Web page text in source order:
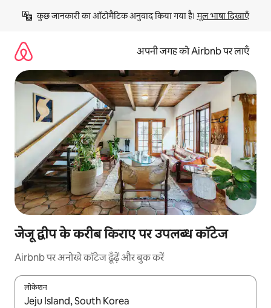
छोड़कर
कॉन्टेंट
कुछ जानकारी का ऑटोमैटिक अनुवाद किया गया है। मूल भाषा दिखाएँ
अपनी जगह को Airbnb पर लाएँ
जेजू द्वीप के करीब किराए पर उपलब्ध कॉटेज
Airbnb पर अनोखे कॉटेज ढूँढ़ें और बुक करें
लोकेशन
नतीजों के उपलब्ध होने पर, अप और डाउन 'ऐरो की' का इस्तेमाल करके नेविगेट